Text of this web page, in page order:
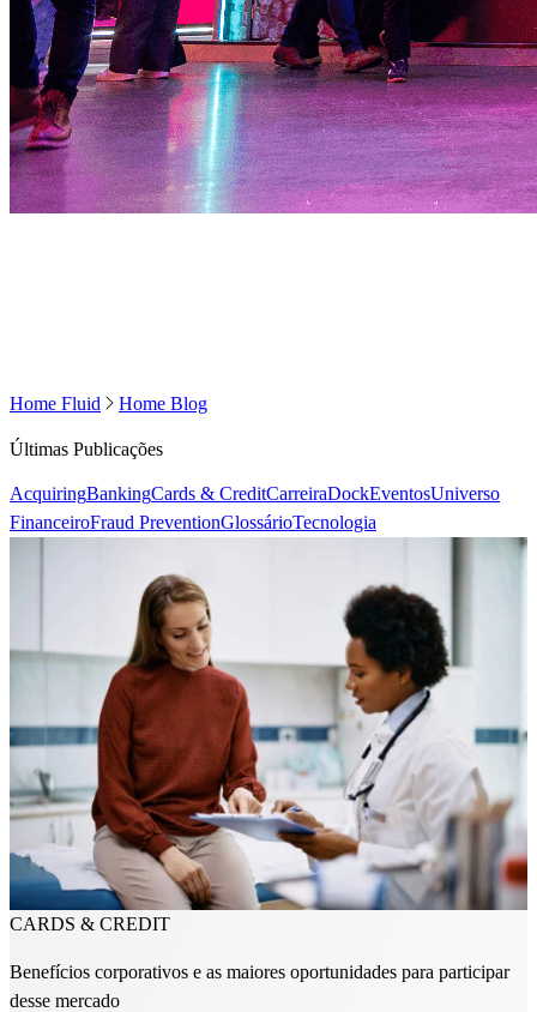
Home Fluid Home Blog
Últimas Publicações
AcquiringBankingCards & CreditCarreiraDockEventosUniverso
FinanceiroFraud PreventionGlossárioTecnologia
CARDS & CREDIT
Benefícios corporativos e as maiores oportunidades para participar
desse mercado